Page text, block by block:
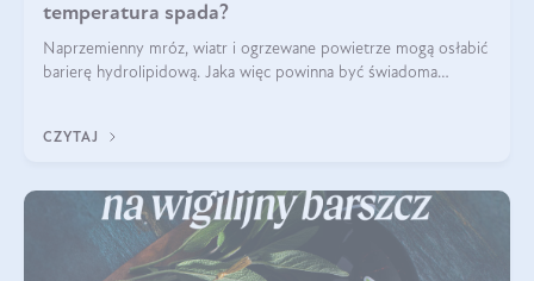
temperatura spada?
Naprzemienny mróz, wiatr i ogrzewane powietrze mogą osłabić
barierę hydrolipidową. Jaka więc powinna być świadoma
CZYTAJ